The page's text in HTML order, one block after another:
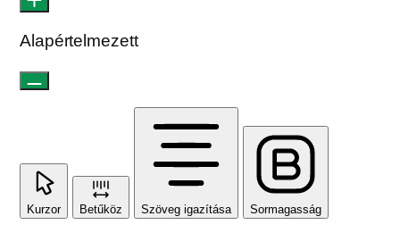
Alapértelmezett
Kurzor Betűköz Szöveg igazítása Sormagasság